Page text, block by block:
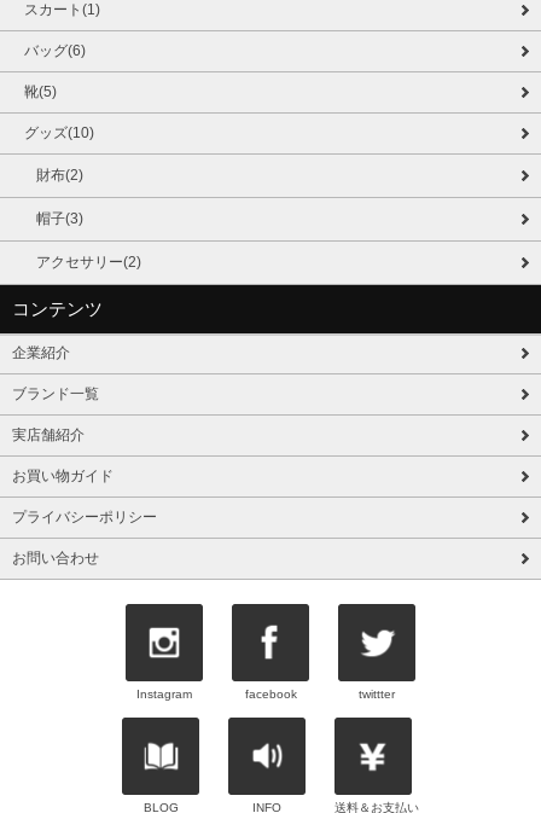
スカート(1)
バッグ(6)
靴(5)
グッズ(10)
財布(2)
帽子(3)
アクセサリー(2)
コンテンツ
企業紹介
ブランド一覧
実店舗紹介
お買い物ガイド
プライバシーポリシー
お問い合わせ
Instagram facebook twittter
BLOG INFO 送料＆お支払い